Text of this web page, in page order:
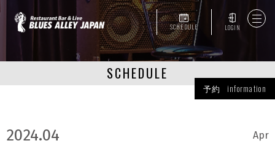
SCHEDULE LOGIN
SCHEDULE
予約 information
2024.04 Apr